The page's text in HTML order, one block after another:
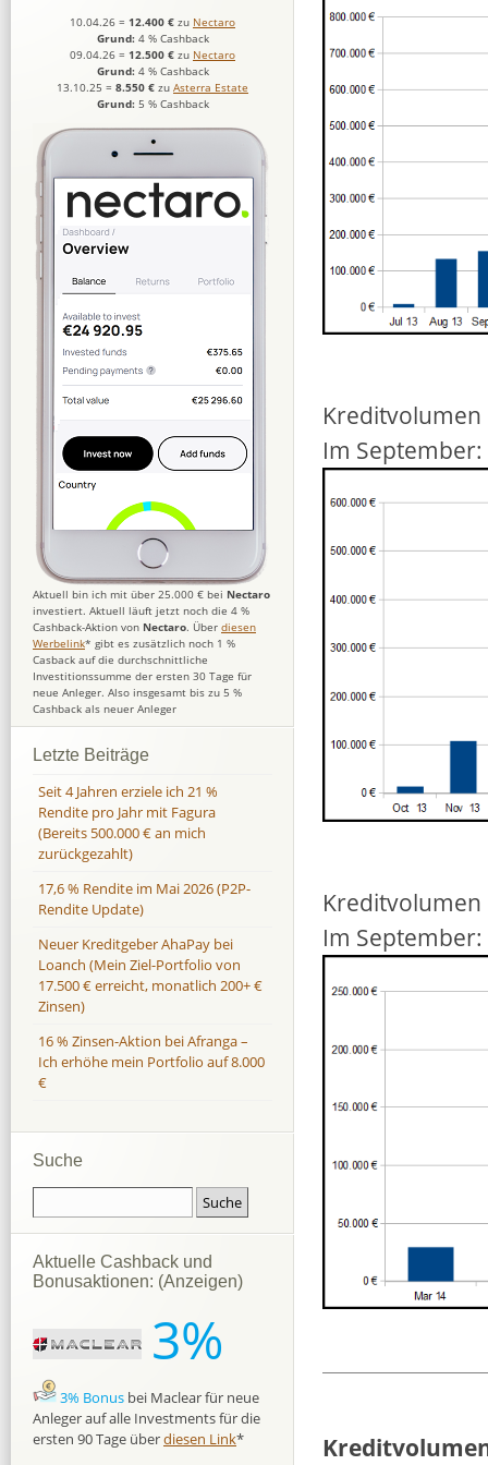
Kreditvolumen
Im September:
Kreditvolumen
Im September:
10.04.26 = 12.400 € zu Nectaro
Grund: 4 % Cashback
09.04.26 = 12.500 € zu Nectaro
Grund: 4 % Cashback
13.10.25 = 8.550 € zu Asterra Estate
Grund: 5 % Cashback
Aktuell bin ich mit über 25.000 € bei Nectaro
investiert. Aktuell läuft jetzt noch die 4 %
Cashback-Aktion von Nectaro. Über diesen
Werbelink* gibt es zusätzlich noch 1 %
Casback auf die durchschnittliche
Investitionssumme der ersten 30 Tage für
neue Anleger. Also insgesamt bis zu 5 %
Cashback als neuer Anleger
Letzte Beiträge
Seit 4 Jahren erziele ich 21 %
Rendite pro Jahr mit Fagura
(Bereits 500.000 € an mich
zurückgezahlt)
17,6 % Rendite im Mai 2026 (P2P-
Rendite Update)
Neuer Kreditgeber AhaPay bei
Loanch (Mein Ziel-Portfolio von
17.500 € erreicht, monatlich 200+ €
Zinsen)
16 % Zinsen-Aktion bei Afranga –
Ich erhöhe mein Portfolio auf 8.000
€
Suche
Aktuelle Cashback und
Bonusaktionen: (Anzeigen)
3%
3% Bonus bei Maclear für neue
Anleger auf alle Investments für die
ersten 90 Tage überdiesen Link*